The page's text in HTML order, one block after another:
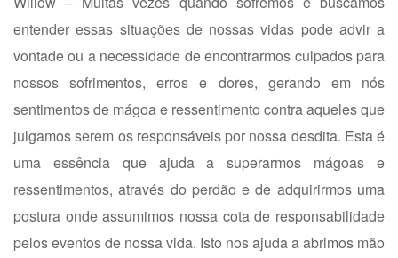
entender essas situações de nossas vidas pode advir a
vontade ou a necessidade de encontrarmos culpados para
nossos sofrimentos, erros e dores, gerando em nós
sentimentos de mágoa e ressentimento contra aqueles que
julgamos serem os responsáveis por nossa desdita. Esta é
uma essência que ajuda a superarmos mágoas e
ressentimentos, através do perdão e de adquirirmos uma
postura onde assumimos nossa cota de responsabilidade
pelos eventos de nossa vida. Isto nos ajuda a abrimos mão